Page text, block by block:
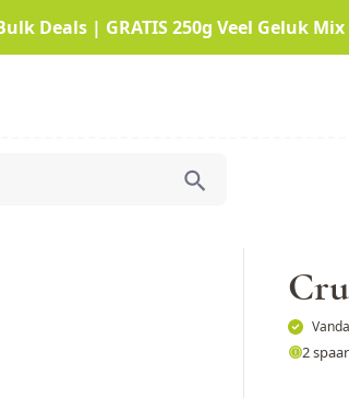
Deals | GRATIS 250g Veel Geluk
2